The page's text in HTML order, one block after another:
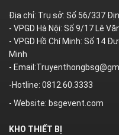
Địa chỉ: Trụ sở: Số 56/337
- VPGD Hà Nội: Số 9/17 Lê
- VPGD Hồ Chí Minh: Số 14
Minh
-
-Hotline: 0812.60.3333
- Website: bsgevent.com
KHO THIẾT BỊ